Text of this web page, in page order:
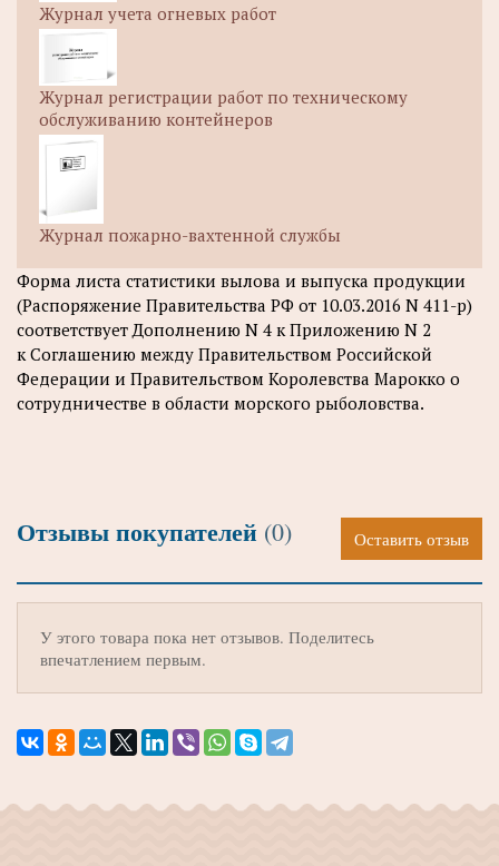
Журнал учета огневых работ
Журнал регистрации работ по техническому
обслуживанию контейнеров
Журнал пожарно-вахтенной службы
Форма листа статистики вылова и выпуска продукции
(Распоряжение Правительства РФ от 10.03.2016 N 411-р)
соответствует Дополнению N 4 к Приложению N 2
к Соглашению между Правительством Российской
Федерации и Правительством Королевства Марокко о
сотрудничестве в области морского рыболовства.
Отзывы покупателей (0) Оставить отзыв
У этого товара пока нет отзывов. Поделитесь
впечатлением первым.